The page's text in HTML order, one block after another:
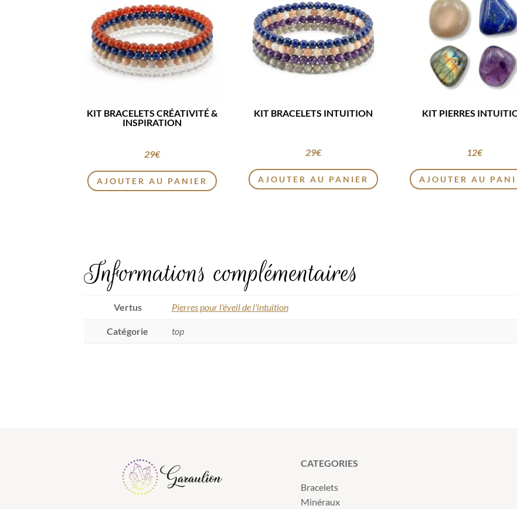
KIT BRACELETS CRÉATIVITÉ &
INSPIRATION
29€
AJOUTER AU PANIER
KIT BRACELETS INTUITION
29€
AJOUTER AU PANIER
KIT PIERRES
12€
AJOUTER AU
Informations complémentaires
Vertus Pierres pour l'éveil de l'intuition
Catégorie top
CATEGORIES
Bracelets
Minéraux